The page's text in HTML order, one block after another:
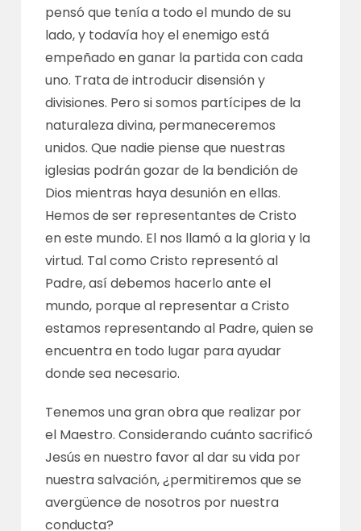
pensó que tenía a todo el mundo de su
lado, y todavía hoy el enemigo está
empeñado en ganar la partida con cada
uno. Trata de introducir disensión y
divisiones. Pero si somos partícipes de la
naturaleza divina, permaneceremos
unidos. Que nadie piense que nuestras
iglesias podrán gozar de la bendición de
Dios mientras haya desunión en ellas.
Hemos de ser representantes de Cristo
en este mundo. El nos llamó a la gloria y la
virtud. Tal como Cristo representó al
Padre, así debemos hacerlo ante el
mundo, porque al representar a Cristo
estamos representando al Padre, quien se
encuentra en todo lugar para ayudar
donde sea necesario.
Tenemos una gran obra que realizar por
el Maestro. Considerando cuánto sacrificó
Jesús en nuestro favor al dar su vida por
nuestra salvación, ¿permitiremos que se
avergüence de nosotros por nuestra
conducta?